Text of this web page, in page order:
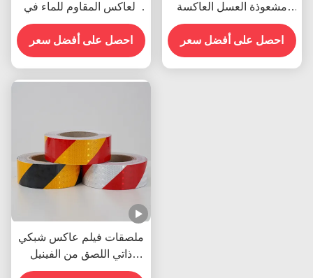
العاكس المقاوم للماء في
الأحمر والأبيض الملصق
الضوئي للمقطورات علامات
المرور المنتج
احصل على أفضل سعر
مشعوذة العسل العاكسة
الضوء الآمن علامة شريط
احصل على أفضل سعر
ملصقات فيلم عاكس شبكي
ذاتي اللصق من الفينيل
العاكس لعلامات الطرق